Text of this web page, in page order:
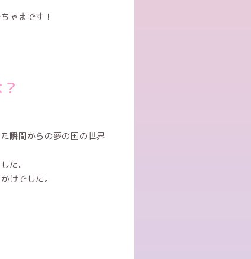
ゃまです！
瞬間からの夢の国の世界
た。
けでした。